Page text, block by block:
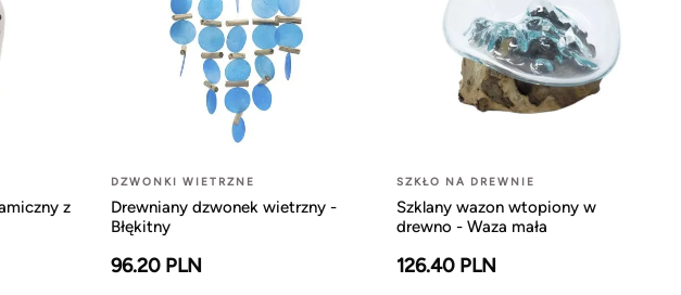
z
DZWONKI WIETRZNE
Drewniany dzwonek wietrzny -
Błękitny
96.20 PLN
SZKŁO NA DREWNIE
Szklany wazon wtopiony w
drewno - Waza mała
126.40 PLN